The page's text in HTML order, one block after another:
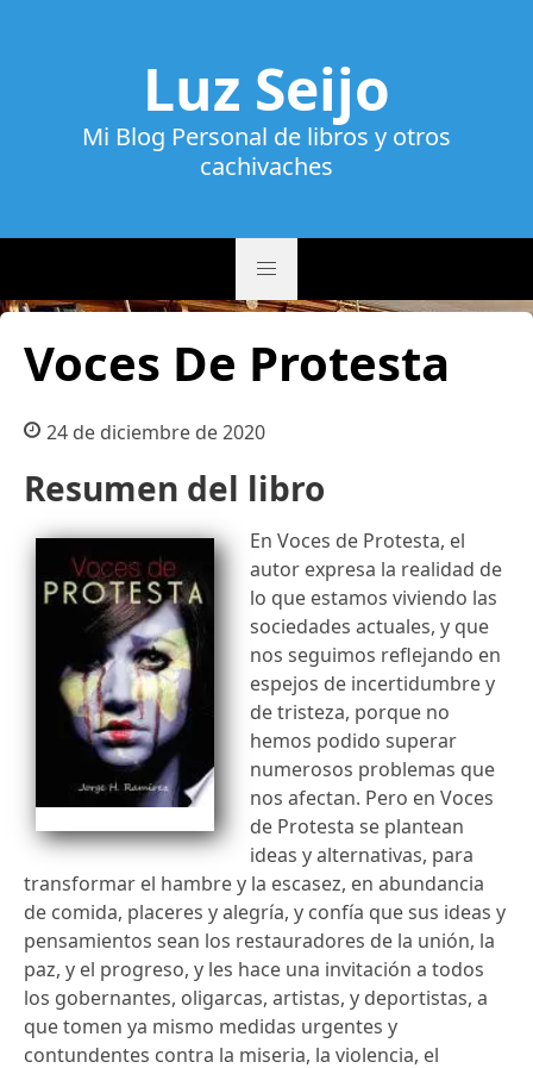
Luz Seijo
Mi Blog Personal de libros y otros
cachivaches
Voces De Protesta
24 de diciembre de 2020
Resumen del libro
En Voces de Protesta, el
autor expresa la realidad de
lo que estamos viviendo las
sociedades actuales, y que
nos seguimos reflejando en
espejos de incertidumbre y
de tristeza, porque no
hemos podido superar
numerosos problemas que
nos afectan. Pero en Voces
de Protesta se plantean
ideas y alternativas, para
transformar el hambre y la escasez, en abundancia
de comida, placeres y alegría, y confía que sus ideas y
pensamientos sean los restauradores de la unión, la
paz, y el progreso, y les hace una invitación a todos
los gobernantes, oligarcas, artistas, y deportistas, a
que tomen ya mismo medidas urgentes y
contundentes contra la miseria, la violencia, el